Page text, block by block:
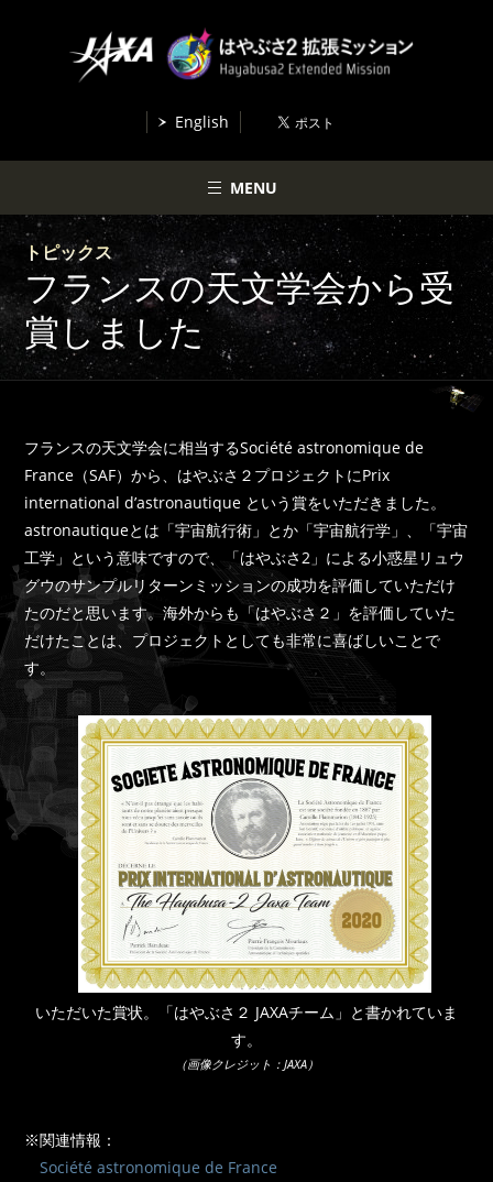
English
MENU
トピックス
フランスの天文学会から受
賞しました
フランスの天文学会に相当するSociété astronomique de
France（SAF）から、はやぶさ２プロジェクトにPrix
international d’astronautique という賞をいただきました。
astronautiqueとは「宇宙航行術」とか「宇宙航行学」、「宇宙
工学」という意味ですので、「はやぶさ2」による小惑星リュウ
グウのサンプルリターンミッションの成功を評価していただけ
たのだと思います。海外からも「はやぶさ２」を評価していた
だけたことは、プロジェクトとしても非常に喜ばしいことで
す。
いただいた賞状。「はやぶさ２ JAXAチーム」と書かれていま
す。
（画像クレジット：JAXA）
※関連情報：
Société astronomique de France